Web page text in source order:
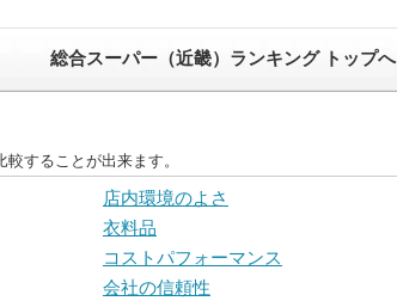
総合スーパー（近畿）ランキング トップへ
することが出来ます。
店内環境のよさ
衣料品
コストパフォーマンス
会社の信頼性